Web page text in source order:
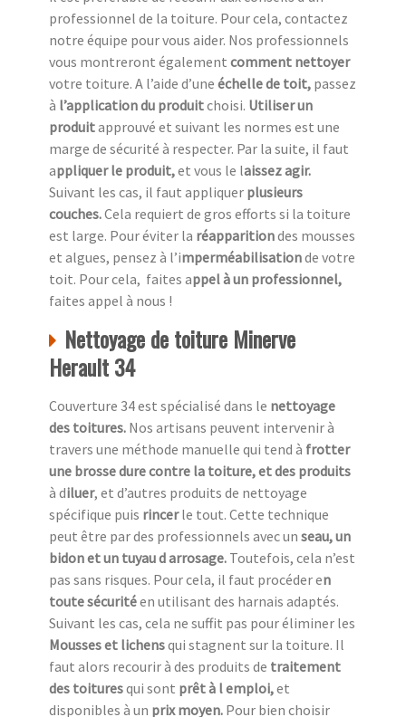
professionnel de la toiture. Pour cela, contactez
notre équipe pour vous aider. Nos professionnels
vous montreront également comment nettoyer
votre toiture. A l’aide d’une échelle de toit, passez
à l’application du produitchoisi. Utiliser un
produitapprouvé et suivant les normes est une
marge de sécurité à respecter. Par la suite, il faut
appliquer le produit,et vous le laissez agir.
Suivant les cas, il faut appliquer plusieurs
couches.Cela requiert de gros efforts si la toiture
est large. Pour éviter la réapparitiondes mousses
et algues, pensez à l’imperméabilisationde votre
toit. Pour cela, faites appel à un professionnel,
faites appel à nous !
Nettoyage de toiture Minerve
Herault 34
Couverture 34 est spécialisé dans le nettoyage
des toitures. Nos artisans peuvent intervenir à
travers une méthode manuelle qui tend à frotter
une brosse dure contre la toiture, et des produits
à diluer, et d’autres produits de nettoyage
spécifique puis rincerle tout. Cette technique
peut être par des professionnels avec un seau, un
bidon et un tuyau d arrosage. Toutefois, cela n’est
pas sans risques. Pour cela, il faut procéder en
toute sécuritéen utilisant des harnais adaptés.
Suivant les cas, cela ne suffit pas pour éliminer les
Mousses et lichensqui stagnent sur la toiture. Il
faut alors recourir à des produits de traitement
des toituresqui sont prêt à l emploi,et
disponibles à un prix moyen. Pour bien choisir